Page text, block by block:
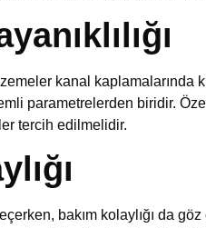
kanal kaplamalarında
parametrelerden biridir.
tercih edilmelidir.
bakım kolaylığı da göz